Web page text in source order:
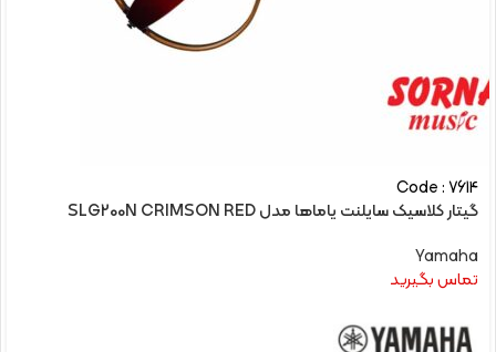
Code : 7614
گیتار کلاسیک سایلنت یاماها مدل SLG200N CRIMSON RED
Yamaha
تماس بگیرید